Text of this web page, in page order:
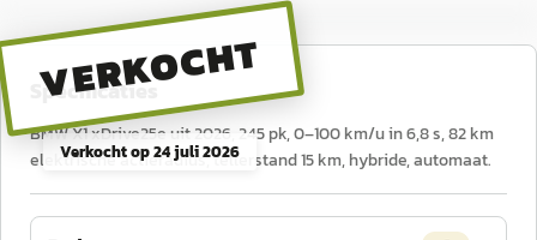
VERKOCHT
Verkocht op24 juli 2026
Specificaties
BMW X1 xDrive25e uit 2026, 245 pk, 0–100 km/u in 6,8 s, 82 km
elektrische actieradius, tellerstand 15 km, hybride, automaat.